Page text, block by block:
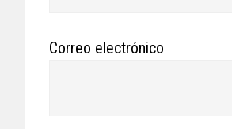
Correo electrónico